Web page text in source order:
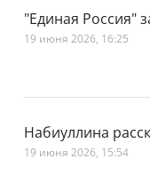
"Единая Россия"
19 июня 2026, 16:25
Набиуллина
19 июня 2026, 15:54